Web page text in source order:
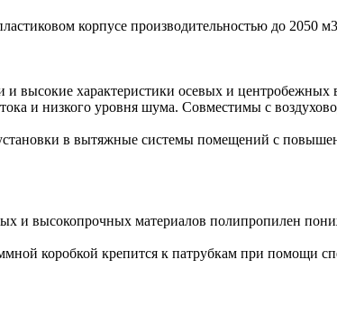
корпусе производительностью до 2050
высокие характеристики осевых и
и низкого уровня шума. Совместимы с
в вытяжные системы помещений с
и высокопрочных материалов полипропилен
коробкой крепится к патрубкам при помощи